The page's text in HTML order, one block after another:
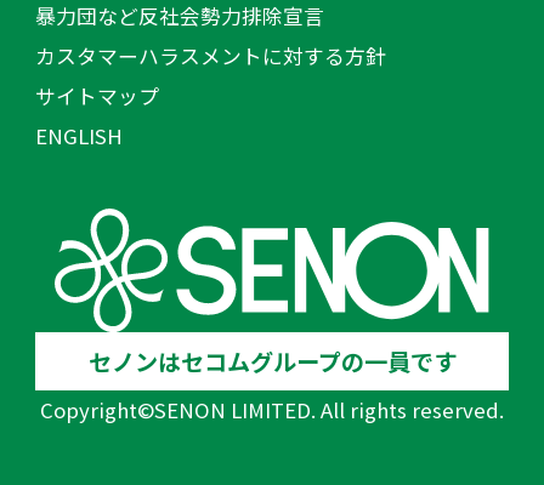
暴力団など反社会勢力排除宣言
カスタマーハラスメントに対する方針
サイトマップ
ENGLISH
セノンはセコムグループの一員です
Copyright©SENON LIMITED. All rights reserved.